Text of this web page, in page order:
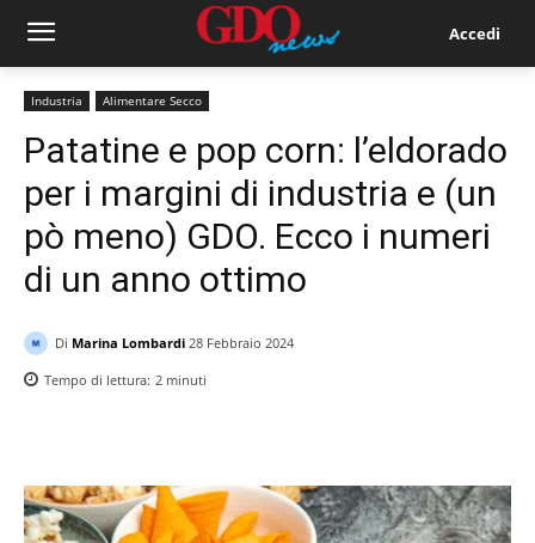
Accedi
Industria Alimentare Secco
Patatine e pop corn: l’eldorado
per i margini di industria e (un
pò meno) GDO. Ecco i numeri
di un anno ottimo
Di Marina Lombardi 28 Febbraio 2024
Tempo di lettura: 2 minuti